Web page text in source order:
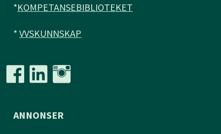
*KOMPETANSEBIBLIOTEKET
*VVSKUNNSKAP
ANNONSER